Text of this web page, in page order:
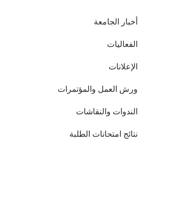
أخبار الجامعة
الفعاليات
الإعلانات
ورش العمل والمؤتمرات
الندوات والنقاشات
نتائج امتحانات الطلبة